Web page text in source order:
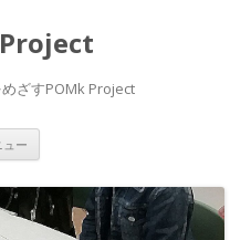
ざすPOMk Project
ュー
ン
ツ
へ
ス